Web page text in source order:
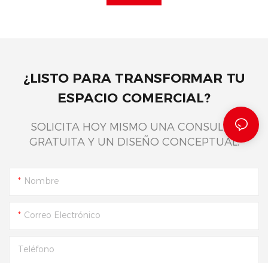
¿LISTO PARA TRANSFORMAR TU
ESPACIO COMERCIAL?
SOLICITA HOY MISMO UNA CONSULTA
GRATUITA Y UN DISEÑO CONCEPTUAL.
Nombre
Correo Electrónico
Teléfono